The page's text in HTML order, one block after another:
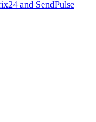
and SendPulse